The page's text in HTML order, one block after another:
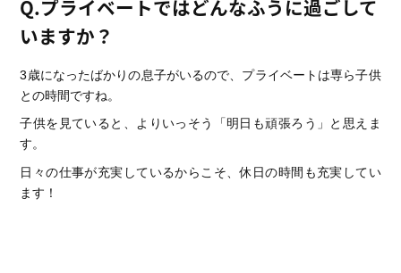
Q.プライベートではどんなふうに過ごして
いますか？
3歳になったばかりの息子がいるので、プライベートは専ら子供
との時間ですね。
子供を見ていると、よりいっそう「明日も頑張ろう」と思えま
す。
日々の仕事が充実しているからこそ、休日の時間も充実してい
ます！